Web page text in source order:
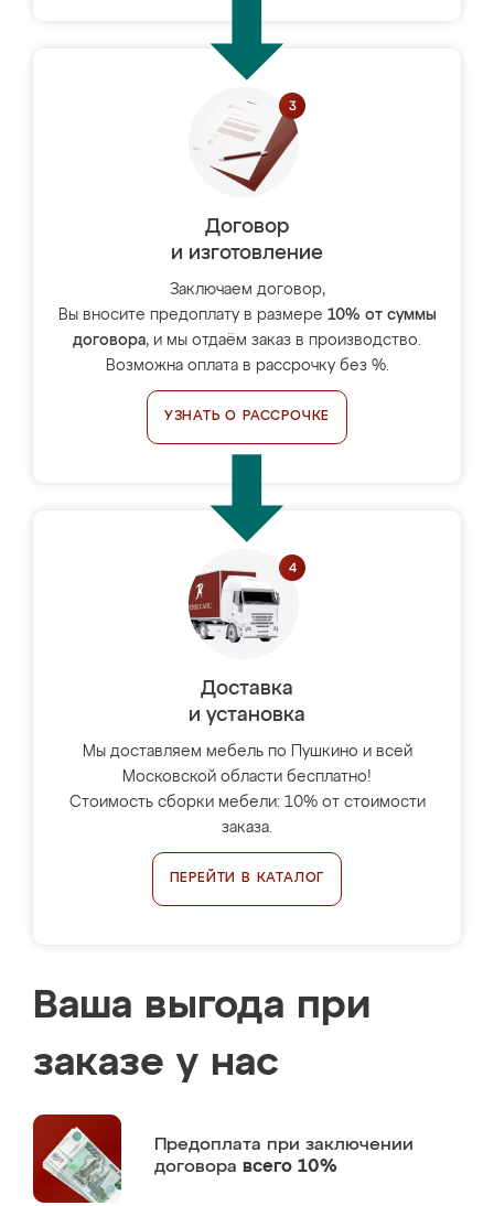
Договор
и изготовление
Заключаем договор,
Вы вносите предоплату в размере 10% от суммы
договора, и мы отдаём заказ в производство.
Возможна оплата в рассрочку без %.
УЗНАТЬ О РАССРОЧКЕ
Доставка
и установка
Мы доставляем мебель по Пушкино и всей
Московской области бесплатно!
Стоимость сборки мебели: 10% от стоимости
заказа.
ПЕРЕЙТИ В КАТАЛОГ
Ваша выгода при
заказе у нас
Предоплата при заключении
договора всего 10%